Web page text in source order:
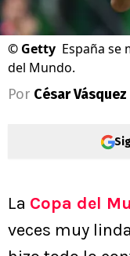
© Getty España se
del Mundo.
Por César Vásquez
La Copa del
veces muy